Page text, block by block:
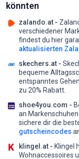
könnten
zalando.at -
verschiedener
findest du hier
aktualisierten
skechers.at -
bequeme
entspanntes
zu 20% Rabatt.
shoe4you.com -
an
sichere dir die
gutscheincodes
klingel.at - Klingel
Wohnaccessoires